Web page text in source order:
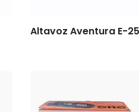
Altavoz Aventura E-